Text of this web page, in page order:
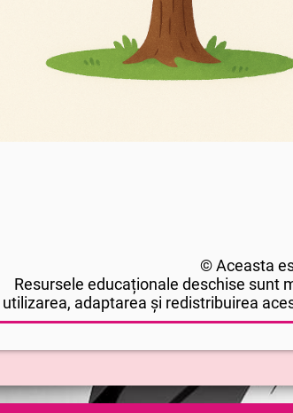
© Aceasta
Resursele educaționale deschise sunt
utilizarea, adaptarea și redistribuirea